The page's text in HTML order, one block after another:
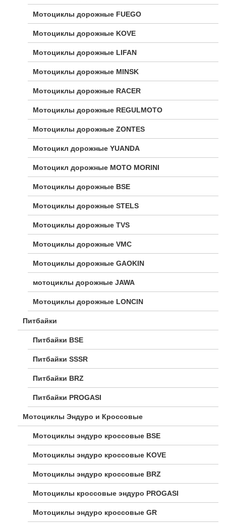
Мотоциклы дорожные FUEGO
Мотоциклы дорожные KOVE
Мотоциклы дорожные LIFAN
Мотоциклы дорожные MINSK
Мотоциклы дорожные RACER
Мотоциклы дорожные REGULMOTO
Мотоциклы дорожные ZONTES
Мотоцикл дорожные YUANDA
Мотоцикл дорожные МОТО MORINI
Мотоциклы дорожные BSE
Мотоциклы дорожные STELS
Мотоциклы дорожные TVS
Мотоциклы дорожные VMC
Мотоциклы дорожные GAOKIN
мотоциклы дорожные JAWA
Мотоциклы дорожные LONCIN
Питбайки
Питбайки BSE
Питбайки SSSR
Питбайки BRZ
Питбайки PROGASI
Мотоциклы Эндуро и Кроссовые
Мотоциклы эндуро кроссовые BSE
Мотоциклы эндуро кроссовые KOVE
Мотоциклы эндуро кроссовые BRZ
Мотоциклы кроссовые эндуро PROGASI
Мотоциклы эндуро кроссовые GR